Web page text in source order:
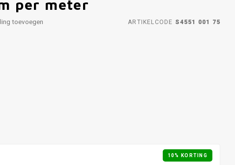
per meter
toevoegen ARTIKELCODE S4551 001 75
10% KORTING